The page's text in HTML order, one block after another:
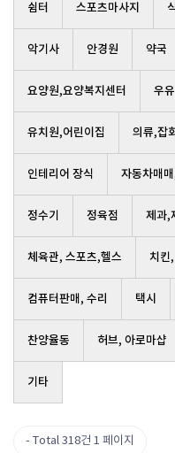
쉼터 스포츠마사지
악기사 안경원 약국
요양원,요양복지센터 우유
유치원,어린이집 의류,잡
인테리어 장식 자동차매
정수기 정육점 제과,
체육관, 스포츠,헬스 치킨
컴퓨터판매, 수리 택시
찬양율동 허브, 아로마샵
기타
Total 318건 1 페이지